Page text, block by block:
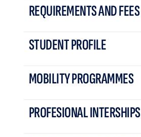
REQUIREMENTS AND FEES
STUDENT PROFILE
MOBILITY PROGRAMMES
PROFESIONAL INTERSHIPS